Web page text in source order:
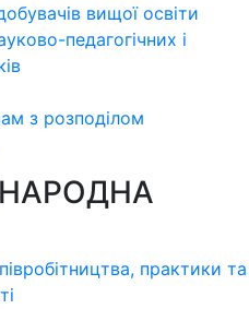
вищої освіти
педагогічних і
з розподілoм
практики та